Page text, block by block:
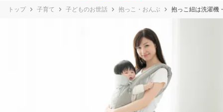
トップ 子育て 子どものお世話 抱っこ・おんぶ 抱っこ紐は洗濯機